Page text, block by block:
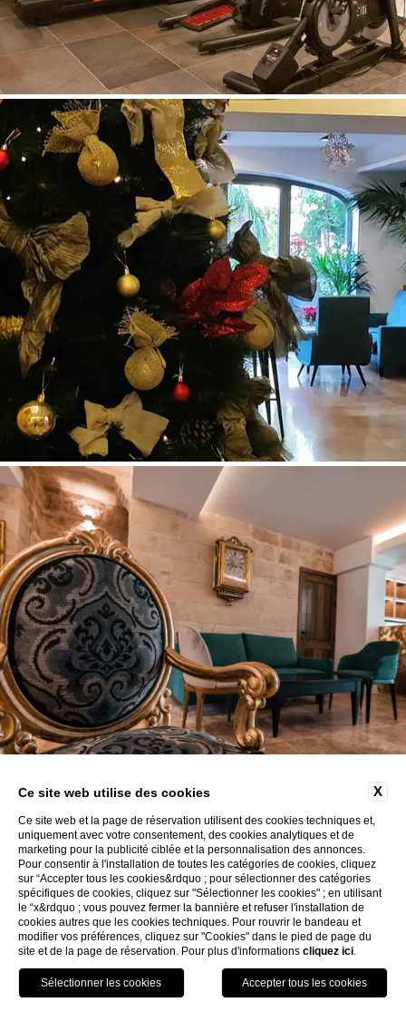
Réserver
X
Ce site web utilise des cookies
Ce site web et la page de réservation utilisent des cookies techniques et,
uniquement avec votre consentement, des cookies analytiques et de
marketing pour la publicité ciblée et la personnalisation des annonces.
Pour consentir à l'installation de toutes les catégories de cookies, cliquez
sur “Accepter tous les cookies&rdquo ; pour sélectionner des catégories
spécifiques de cookies, cliquez sur "Sélectionner les cookies" ; en utilisant
le “x&rdquo ; vous pouvez fermer la bannière et refuser l'installation de
cookies autres que les cookies techniques. Pour rouvrir le bandeau et
modifier vos préférences, cliquez sur "Cookies" dans le pied de page du
site et de la page de réservation. Pour plus d'informations cliquez ici.